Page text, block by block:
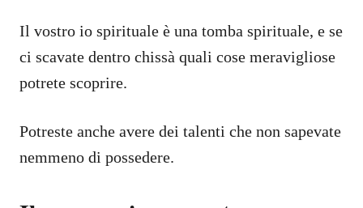
Il vostro io spirituale è una tomba spirituale, e se
ci scavate dentro chissà quali cose meravigliose
potrete scoprire.
Potreste anche avere dei talenti che non sapevate
nemmeno di possedere.